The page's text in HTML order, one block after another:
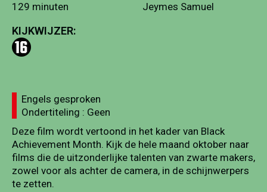
129 minuten
KIJKWIJZER:
Jeymes Samuel
Engels gesproken
Ondertiteling : Geen
Deze film wordt vertoond in het kader van Black
Achievement Month. Kijk de hele maand oktober naar
films die de uitzonderlijke talenten van zwarte makers,
zowel voor als achter de camera, in de schijnwerpers
te zetten.